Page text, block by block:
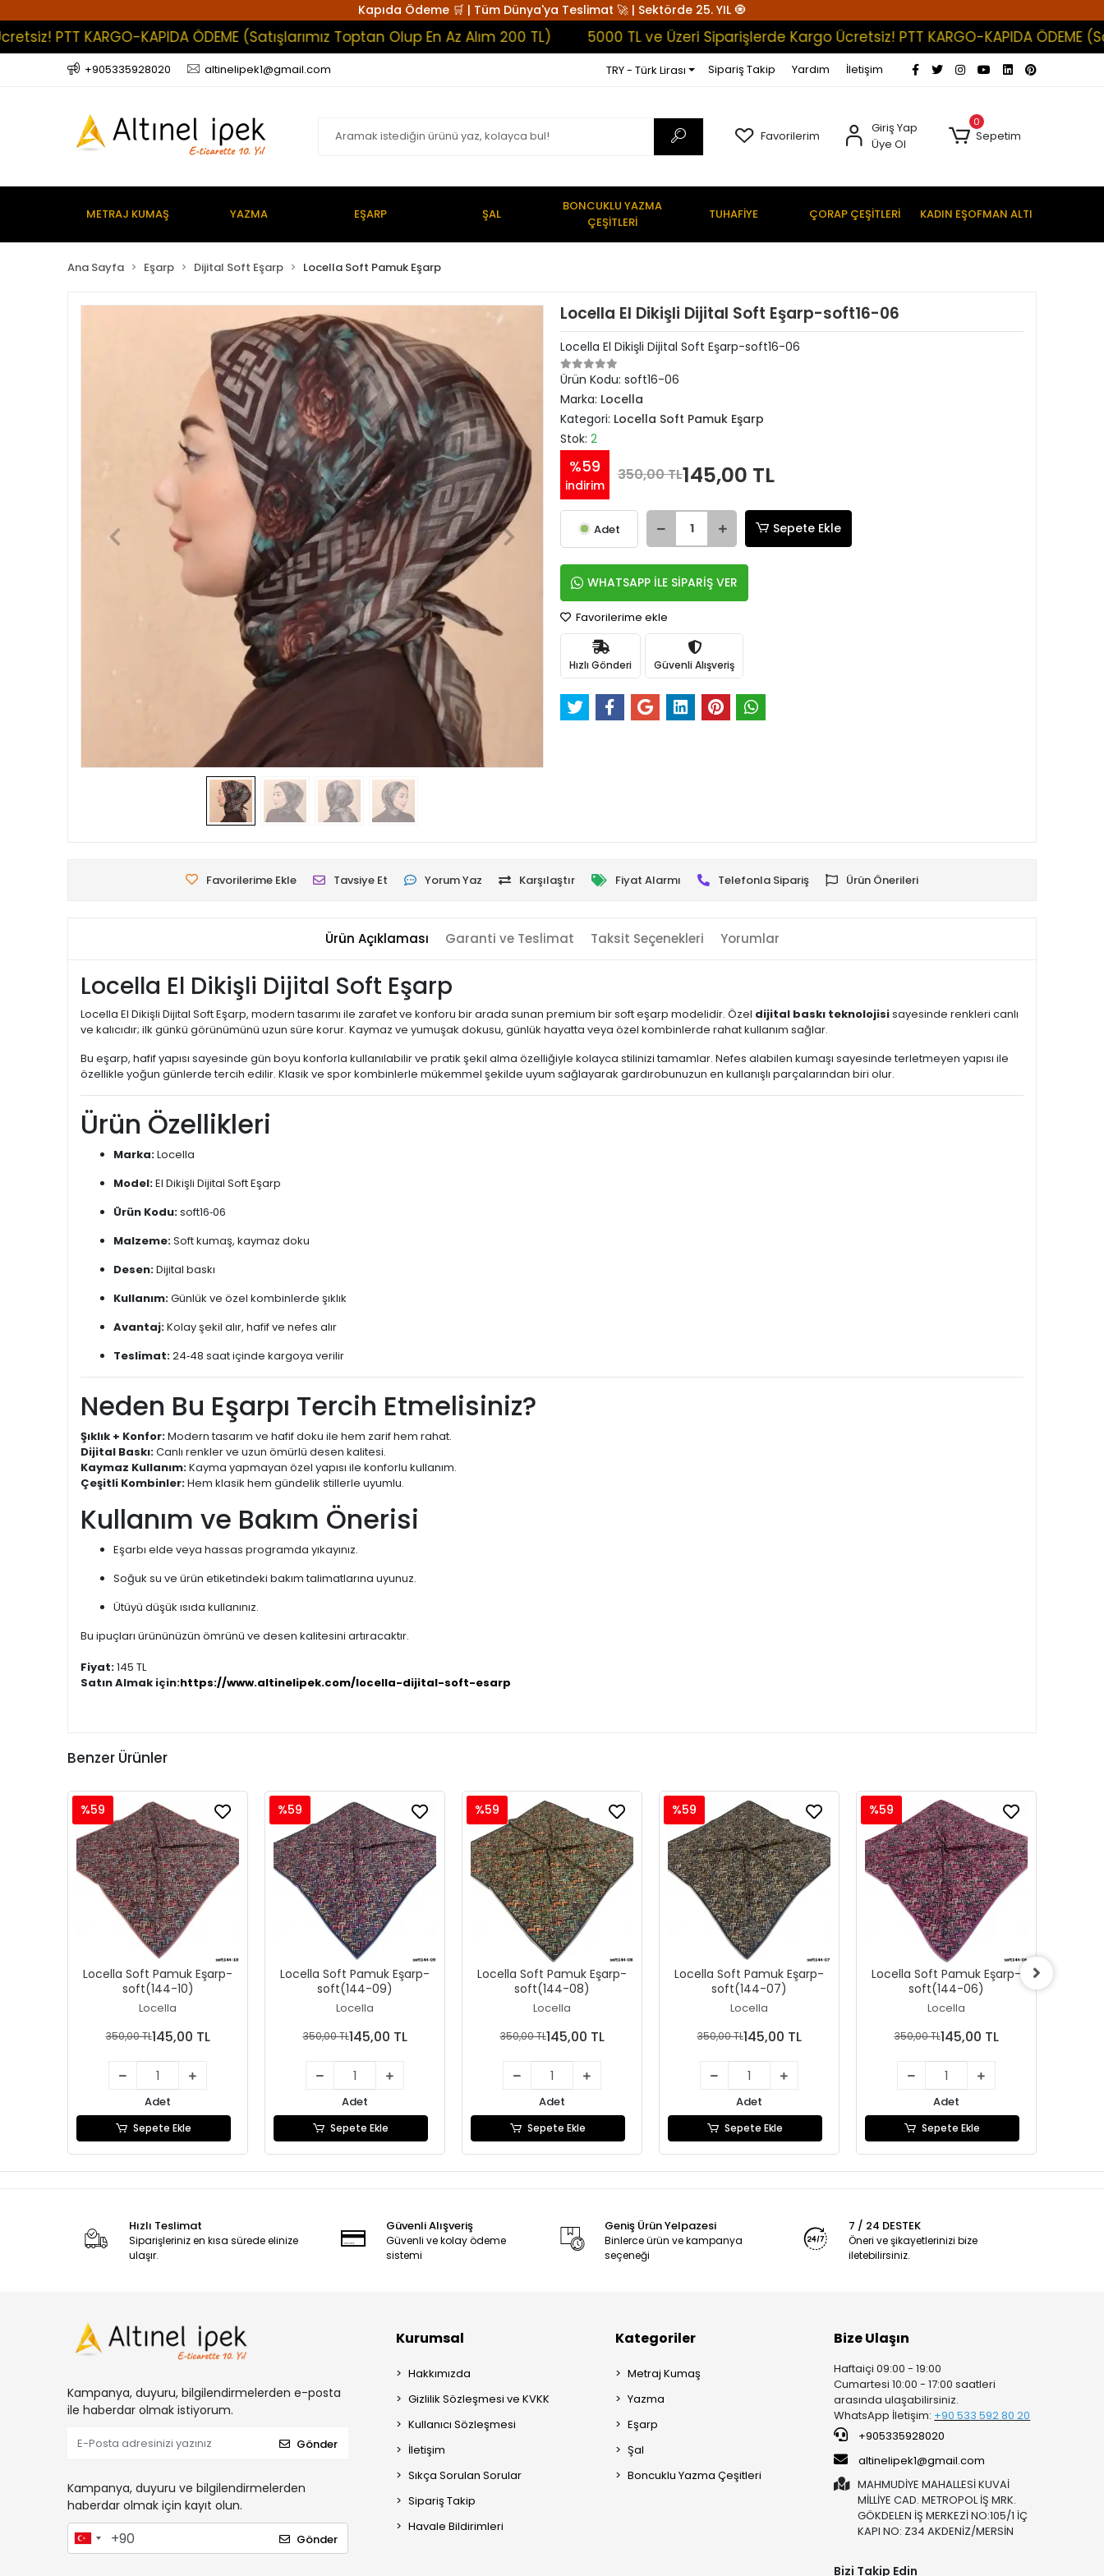
Kapıda Ödeme 🛒 | Tüm Dünya'ya Teslimat 🚀 | Sektörde 25. YIL 🧿
KARGO-KAPIDA ÖDEME (Satışlarımız Toptan Olup En Az Alım 200 TL) 5000 TL ve Üzeri Siparişlerde Kargo Ücretsiz! PTT KARGO-KAPIDA ÖDEME
+905335928020 altinelipek1@gmail.com TRY - Türk Lirası Sipariş Takip Yardım İletişim
Favorilerim
Giriş Yap
Üye Ol
0
Sepetim
METRAJ KUMAŞ YAZMA EŞARP ŞAL
BONCUKLU YAZMA
ÇEŞİTLERİ
TUHAFİYE ÇORAP ÇEŞİTLERİ KADIN EŞOFMAN ALTI
Ana Sayfa Eşarp Dijital Soft Eşarp Locella Soft Pamuk Eşarp
Locella El Dikişli Dijital Soft Eşarp-soft16-06
Locella El Dikişli Dijital Soft Eşarp-soft16-06
Ürün Kodu: soft16-06
Marka: Locella
Kategori: Locella Soft Pamuk Eşarp
Stok: 2
%59
indirim
350,00 TL145,00 TL
Adet Sepete Ekle
WHATSAPP İLE SİPARİŞ VER
Favorilerime ekle
Hızlı Gönderi Güvenli Alışveriş
Favorilerime Ekle Tavsiye Et Yorum Yaz Karşılaştır Fiyat Alarmı Telefonla Sipariş Ürün Önerileri
Ürün Açıklaması Garanti ve Teslimat Taksit Seçenekleri Yorumlar
Locella El Dikişli Dijital Soft Eşarp
Locella El Dikişli Dijital Soft Eşarp, modern tasarımı ile zarafet ve konforu bir arada sunan premium bir soft eşarp modelidir. Özel dijital baskı teknolojisisayesinde renkleri canlı
ve kalıcıdır; ilk günkü görünümünü uzun süre korur. Kaymaz ve yumuşak dokusu, günlük hayatta veya özel kombinlerde rahat kullanım sağlar.
Bu eşarp, hafif yapısı sayesinde gün boyu konforla kullanılabilir ve pratik şekil alma özelliğiyle kolayca stilinizi tamamlar. Nefes alabilen kumaşı sayesinde terletmeyen yapısı ile
özellikle yoğun günlerde tercih edilir. Klasik ve spor kombinlerle mükemmel şekilde uyum sağlayarak gardırobunuzun en kullanışlı parçalarından biri olur.
Ürün Özellikleri
Marka:Locella
Model:El Dikişli Dijital Soft Eşarp
Ürün Kodu:soft16‑06
Malzeme:Soft kumaş, kaymaz doku
Desen:Dijital baskı
Kullanım:Günlük ve özel kombinlerde şıklık
Avantaj:Kolay şekil alır, hafif ve nefes alır
Teslimat:24‑48 saat içinde kargoya verilir
Neden Bu Eşarpı Tercih Etmelisiniz?
Şıklık + Konfor:Modern tasarım ve hafif doku ile hem zarif hem rahat.
Dijital Baskı:Canlı renkler ve uzun ömürlü desen kalitesi.
Kaymaz Kullanım:Kayma yapmayan özel yapısı ile konforlu kullanım.
Çeşitli Kombinler:Hem klasik hem gündelik stillerle uyumlu.
Kullanım ve Bakım Önerisi
Eşarbı elde veya hassas programda yıkayınız.
Soğuk su ve ürün etiketindeki bakım talimatlarına uyunuz.
Ütüyü düşük ısıda kullanınız.
Bu ipuçları ürününüzün ömrünü ve desen kalitesini artıracaktır.
Fiyat:145 TL
Satın Almak için:https://www.altinelipek.com/locella-dijital-soft-esarp
Benzer Ürünler
Locella Soft Pamuk Eşarp-
soft(144-10)
Locella
%59
350,00 TL145,00 TL
Adet
Sepete Ekle
Locella Soft Pamuk Eşarp-
soft(144-09)
Locella
%59
350,00 TL145,00 TL
Adet
Sepete Ekle
Locella Soft Pamuk Eşarp-
soft(144-08)
Locella
%59
350,00 TL145,00 TL
Adet
Sepete Ekle
Locella Soft Pamuk Eşarp-
soft(144-07)
Locella
%59
350,00 TL145,00 TL
Adet
Sepete Ekle
Locella Soft Pamuk Eşarp-
soft(144-06)
Locella
%59
350,00 TL145,00 TL
Adet
Sepete Ekle
Hızlı Teslimat
Siparişleriniz en kısa sürede elinize
ulaşır.
Güvenli Alışveriş
Güvenli ve kolay ödeme
sistemi
Geniş Ürün Yelpazesi
Binlerce ürün ve kampanya
seçeneği
7 / 24 DESTEK
Öneri ve şikayetlerinizi bize
iletebilirsiniz.
Kampanya, duyuru, bilgilendirmelerden e-posta
ile haberdar olmak istiyorum.
Gönder
Kampanya, duyuru ve bilgilendirmelerden
haberdar olmak için kayıt olun.
Gönder
Kurumsal
Hakkımızda
Gizlilik Sözleşmesi ve KVKK
Kullanıcı Sözleşmesi
İletişim
Sıkça Sorulan Sorular
Sipariş Takip
Havale Bildirimleri
Kategoriler
Metraj Kumaş
Yazma
Eşarp
Şal
Boncuklu Yazma Çeşitleri
Bize Ulaşın
Haftaiçi 09:00 - 19:00
Cumartesi 10:00 - 17:00 saatleri
arasında ulaşabilirsiniz.
WhatsApp İletişim: +90 533 592 80 20
+905335928020
altinelipek1@gmail.com
MAHMUDİYE MAHALLESİ KUVAİ
MİLLİYE CAD. METROPOL İŞ MRK.
GÖKDELEN İŞ MERKEZİ NO:105/1 İÇ
KAPI NO: Z34 AKDENİZ/MERSİN
Bizi Takip Edin